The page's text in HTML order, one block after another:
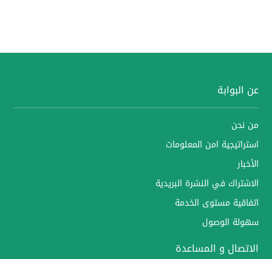
عن البوابة
من نحن
استراتيجية امن المعلومات
الأخبار
الاشتراك في النشرة البريدية
اتفاقية مستوى الخدمة
سهولة الوصول
الاتصال و المساعدة